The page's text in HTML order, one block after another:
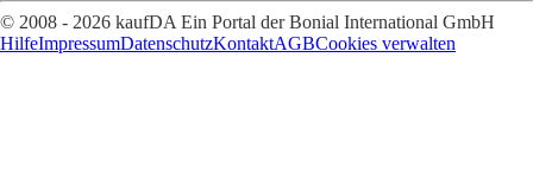
© 2008 - 2026 kaufDA Ein Portal der Bonial International GmbH
HilfeImpressumDatenschutzKontaktAGBCookies verwalten